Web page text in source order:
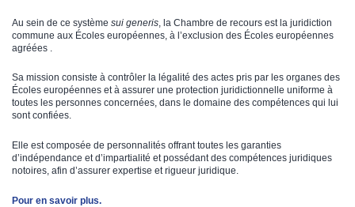
Au sein de ce système sui generis, la Chambre de recours est la juridiction
commune aux Écoles européennes, à l’exclusion des Écoles européennes
agréées .
Sa mission consiste à contrôler la légalité des actes pris par les organes des
Écoles européennes et à assurer une protection juridictionnelle uniforme à
toutes les personnes concernées, dans le domaine des compétences qui lui
sont confiées.
Elle est composée de personnalités offrant toutes les garanties
d’indépendance et d’impartialité et possédant des compétences juridiques
notoires, afin d’assurer expertise et rigueur juridique.
Pour en savoir plus.​